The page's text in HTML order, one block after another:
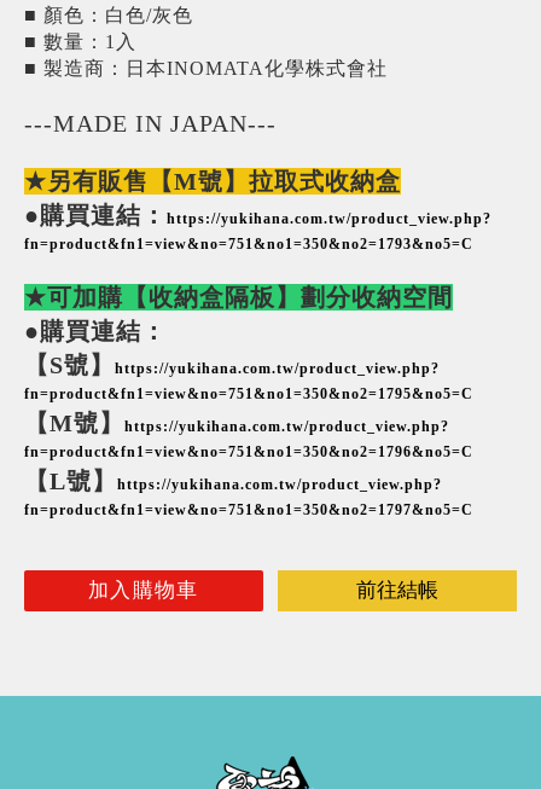
■ 顏色：白色/灰色
■ 數量：1入
■ 製造商：日本INOMATA化學株式會社
---MADE IN JAPAN---
★另有販售【M號】拉取式收納盒
●購買連結：
https://yukihana.com.tw/product_view.php?
fn=product&fn1=view&no=751&no1=350&no2=1793&no5=C
★可加購【收納盒隔板】劃分收納空間
●購買連結：
【S號】
https://yukihana.com.tw/product_view.php?
fn=product&fn1=view&no=751&no1=350&no2=1795&no5=C
【M號】
https://yukihana.com.tw/product_view.php?
fn=product&fn1=view&no=751&no1=350&no2=1796&no5=C
【L號】
https://yukihana.com.tw/product_view.php?
fn=product&fn1=view&no=751&no1=350&no2=1797&no5=C
加入購物車 前往結帳